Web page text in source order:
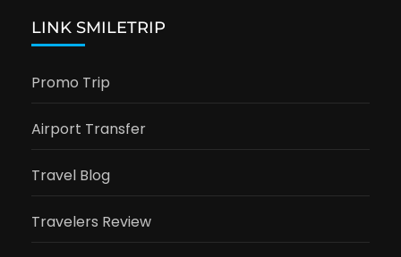
LINK SMILETRIP
Promo Trip
Airport Transfer
Travel Blog
Travelers Review